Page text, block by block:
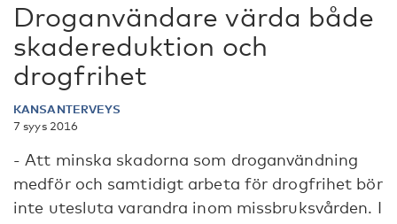
Droganvändare värda både
skadereduktion och
drogfrihet
KANSANTERVEYS
7 syys 2016
- Att minska skadorna som droganvändning
medför och samtidigt arbeta för drogfrihet bör
inte utesluta varandra inom missbruksvården. I